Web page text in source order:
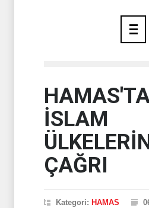
İSLAM
ÇAĞRI
Kategori: HAMAS